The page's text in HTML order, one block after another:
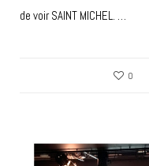
de voir SAINT MICHEL. …
0